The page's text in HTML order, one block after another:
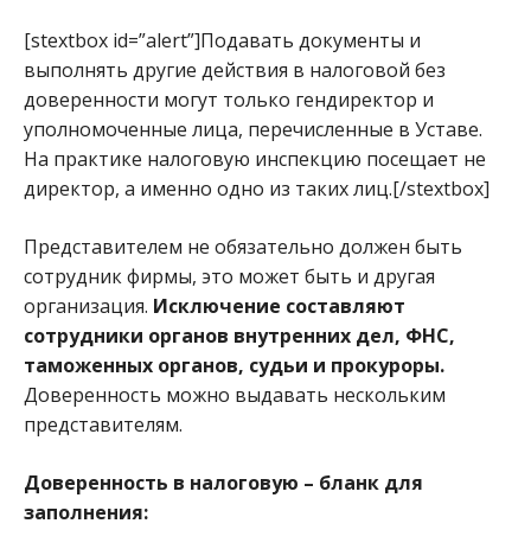
[stextbox id=”alert”]Подавать документы и
выполнять другие действия в налоговой без
доверенности могут только гендиректор и
уполномоченные лица, перечисленные в Уставе.
На практике налоговую инспекцию посещает не
директор, а именно одно из таких лиц.[/stextbox]
Представителем не обязательно должен быть
сотрудник фирмы, это может быть и другая
организация. Исключение составляют
сотрудники органов внутренних дел, ФНС,
таможенных органов, судьи и прокуроры.
Доверенность можно выдавать нескольким
представителям.
Доверенность в налоговую – бланк для
заполнения: